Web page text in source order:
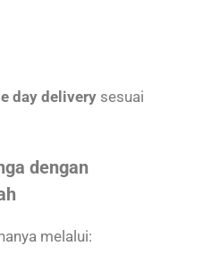
day delivery sesuai
dengan
melalui: